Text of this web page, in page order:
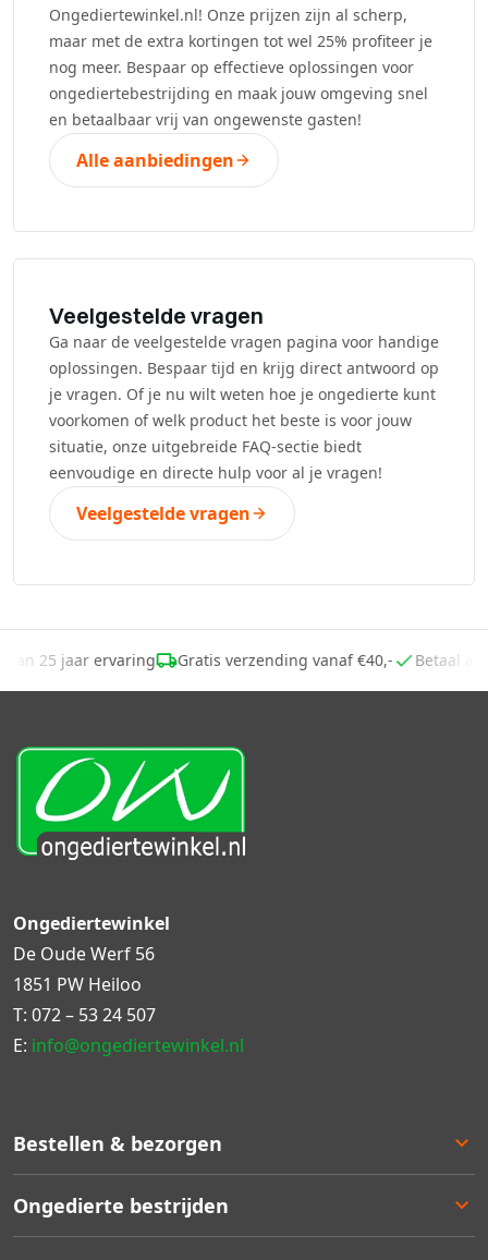
Ongediertewinkel.nl! Onze prijzen zijn al scherp,
maar met de extra kortingen tot wel 25% profiteer je
nog meer. Bespaar op effectieve oplossingen voor
ongediertebestrijding en maak jouw omgeving snel
en betaalbaar vrij van ongewenste gasten!
Alle aanbiedingen
Veelgestelde vragen
Ga naar de veelgestelde vragen pagina voor handige
oplossingen. Bespaar tijd en krijg direct antwoord op
je vragen. Of je nu wilt weten hoe je ongedierte kunt
voorkomen of welk product het beste is voor jouw
situatie, onze uitgebreide FAQ-sectie biedt
eenvoudige en directe hulp voor al je vragen!
Veelgestelde vragen
dan 25 jaar ervaring Gratis verzending vanaf €40,- Betaal
Bestellen & bezorgen
Bestellen
Ongedierte bestrijden
Ongediertewinkel
De Oude Werf 56
1851 PW Heiloo
T: 072 – 53 24 507
E: info@ongediertewinkel.nl